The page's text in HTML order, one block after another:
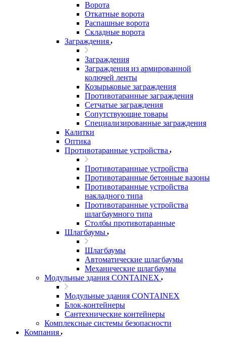
Ворота
Откатные ворота
Распашные ворота
Складные ворота
Заграждения
Заграждения
Заграждения из армированной
колючей ленты
Козырьковые заграждения
Противотаранные заграждения
Сетчатые заграждения
Сопутствующие товары
Специализированные заграждения
Калитки
Оптика
Противотаранные устройства
Противотаранные устройства
Противотаранные бетонные вазоны
Противотаранные устройства
накладного типа
Противотаранные устройства
шлагбаумного типа
Столбы противотаранные
Шлагбаумы
Шлагбаумы
Автоматические шлагбаумы
Механические шлагбаумы
Модульные здания CONTAINEX
Модульные здания CONTAINEX
Блок-контейнеры
Сантехнические контейнеры
Комплексные системы безопасности
Компания